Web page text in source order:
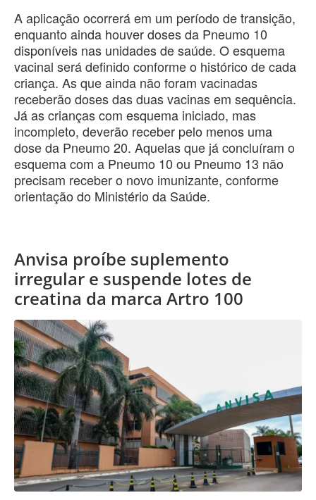
A aplicação ocorrerá em um período de transição,
enquanto ainda houver doses da Pneumo 10
disponíveis nas unidades de saúde. O esquema
vacinal será definido conforme o histórico de cada
criança. As que ainda não foram vacinadas
receberão doses das duas vacinas em sequência.
Já as crianças com esquema iniciado, mas
incompleto, deverão receber pelo menos uma
dose da Pneumo 20. Aquelas que já concluíram o
esquema com a Pneumo 10 ou Pneumo 13 não
precisam receber o novo imunizante, conforme
orientação do Ministério da Saúde.
Anvisa proíbe suplemento
irregular e suspende lotes de
creatina da marca Artro 100